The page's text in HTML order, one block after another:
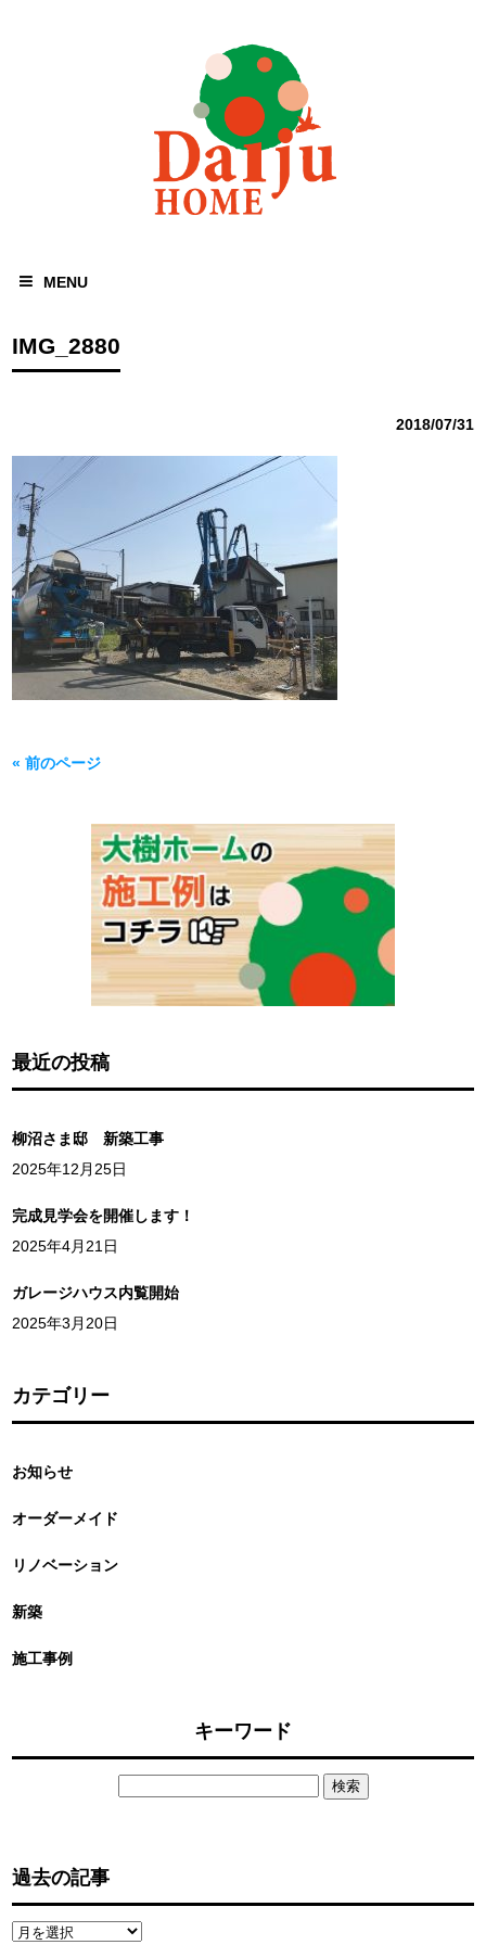
MENU
IMG_2880
2018/07/31
« 前のページ
最近の投稿
柳沼さま邸 新築工事
2025年12月25日
完成見学会を開催します！
2025年4月21日
ガレージハウス内覧開始
2025年3月20日
カテゴリー
お知らせ
オーダーメイド
リノベーション
新築
施工事例
キーワード
過去の記事
過